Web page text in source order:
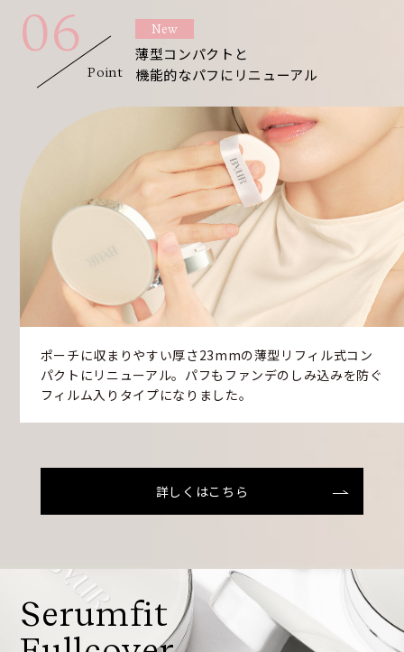
06
Point
New
薄型コンパクトと
機能的なパフにリニューアル
ポーチに収まりやすい厚さ23mmの薄型リフィル式コン
パクトにリニューアル。パフもファンデのしみ込みを防ぐ
フィルム入りタイプになりました。
詳しくはこちら
Serumfit